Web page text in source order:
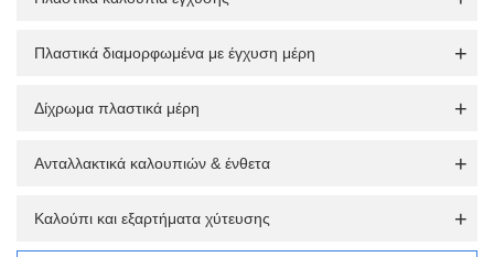
Πλαστικά διαμορφωμένα με έγχυση μέρη
Δίχρωμα πλαστικά μέρη
Ανταλλακτικά καλουπιών & ένθετα
Καλούπι και εξαρτήματα χύτευσης